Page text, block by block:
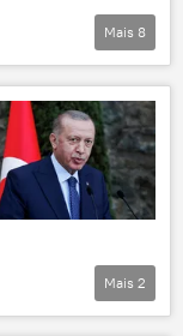
Ásia
Mais 8
Mais 2